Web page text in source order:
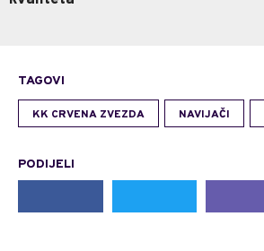
TAGOVI
KK CRVENA ZVEZDA NAVIJAČI
PODIJELI